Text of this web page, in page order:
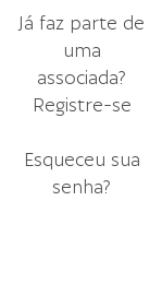
Já faz parte de
uma
associada?
Registre-se
Esqueceu sua
senha?